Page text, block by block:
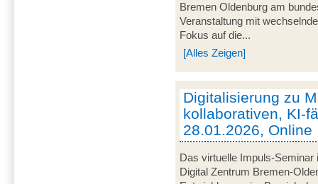
Bremen Oldenburg am
Veranstaltung mit
Fokus auf die...
[Alles Zeigen]
Digitalisierung zu
kollaborativen, KI-
28.01.2026, Online
Das virtuelle Impuls-
Digital Zentrum Bremen-